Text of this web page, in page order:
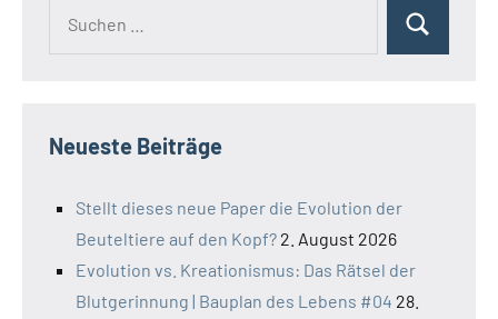
Suchen
Neueste Beiträge
Stellt dieses neue Paper die Evolution der
Beuteltiere auf den Kopf? 2. August 2026
Evolution vs. Kreationismus: Das Rätsel der
Blutgerinnung | Bauplan des Lebens #04 28.